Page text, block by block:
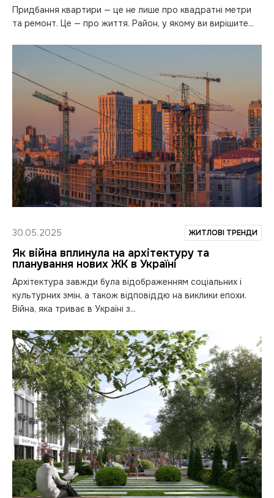
Придбання квартири — це не лише про квадратні метри
та ремонт. Це — про життя. Район, у якому ви вирішите...
30.05.2025 ЖИТЛОВІ ТРЕНДИ
Як війна вплинула на архітектуру та
планування нових ЖК в Україні
Архітектура завжди була відображенням соціальних і
культурних змін, а також відповіддю на виклики епохи.
Війна, яка триває в Україні з...